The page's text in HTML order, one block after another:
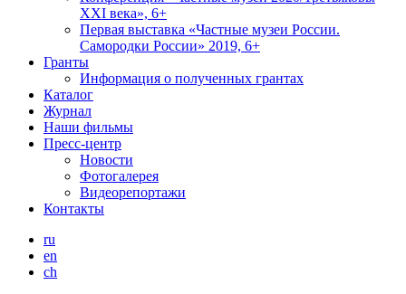
XXI века», 6+
Первая выставка «Частные музеи России.
Самородки России» 2019, 6+
Гранты
Информация о полученных грантах
Каталог
Журнал
Наши фильмы
Пресс-центр
Новости
Фотогалерея
Видеорепортажи
Контакты
ru
en
ch